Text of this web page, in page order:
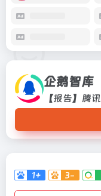
企鹅智库
1+ 3-